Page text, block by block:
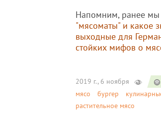
Напомним, ранее мы
"мясоматы" и какое
выходные для
стойких мифов о
2019 г., 6 ноября
мясо
бургер
растительное мясо